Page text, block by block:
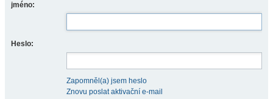
jméno:
Heslo:
Zapomněl(a) jsem heslo
Znovu poslat aktivační e-mail